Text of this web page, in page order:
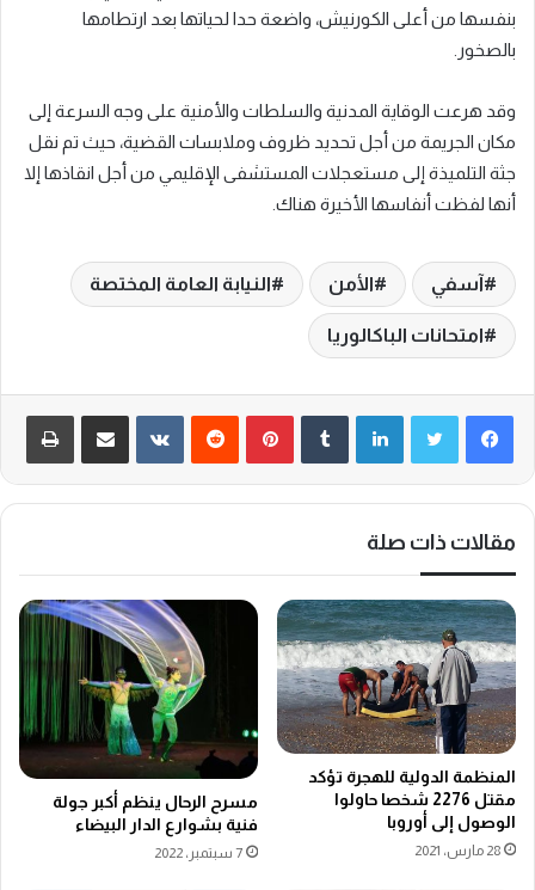
بنفسها من أعلى الكورنيش، واضعة حدا لحياتها بعد ارتطامها
بالصخور.
وقد هرعت الوقاية المدنية والسلطات والأمنية على وجه السرعة إلى
مكان الجريمة من أجل تحديد ظروف وملابسات القضية، حيث تم نقل
جثة التلميذة إلى مستعجلات المستشفى الإقليمي من أجل انقاذها إلا
أنها لفظت أنفاسها الأخيرة هناك.
آسفي الأمن النيابة العامة المختصة
امتحانات الباكالوريا
لينكدإن بينتيريست ‏VKontakte
مقالات ذات صلة
المنظمة الدولية للهجرة تؤكد
مقتل 2276 شخصا حاولوا
الوصول إلى أوروبا
28 مارس، 2021
مسرح الرحال ينظم أكبر جولة
فنية بشوارع الدار البيضاء
7 سبتمبر، 2022